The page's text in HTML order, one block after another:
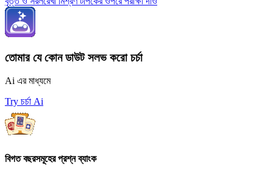
তোমার যে কোন ডাউট সলভ করো চর্চা
Ai এর মাধ্যমে
Try চর্চা Ai
বিগত বছরসমূহের প্রশ্ন ব্যাংক